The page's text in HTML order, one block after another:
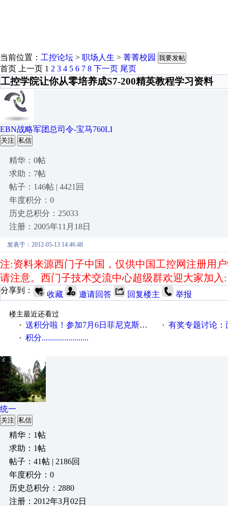
当前位置： 工控论坛 > 职场人生 > 菁菁校园 我要发帖
首页 上一页 1 2 3 4 5 6 7 8 下一页 尾页
工控学院让你从零培养成S7-200精英教程学习资料
EBN战略军团总司令-宝马760LI
关注 私信
精华：0帖
求助：7帖
帖子：146帖 | 4421回
年度积分：0
历史总积分：25033
注册：2005年11月18日
发表于：2012-05-13 14:46:48
注:资料来源西门子中国，仅供中国工控网注册用
请注意。西门子技术交流中心超级群欢迎大家加入 :
分享到： 收藏 邀请回答 回复楼主 举报
楼主最近还看过
· 送积分啦！参加7月6日菲尼克斯在线研讨会即得 · 有奖专题讨论：面对低压变
· 积分.......................
统一
关注 私信
精华：1帖
求助：1帖
帖子：41帖 | 2186回
年度积分：0
历史总积分：2880
注册：2012年3月02日